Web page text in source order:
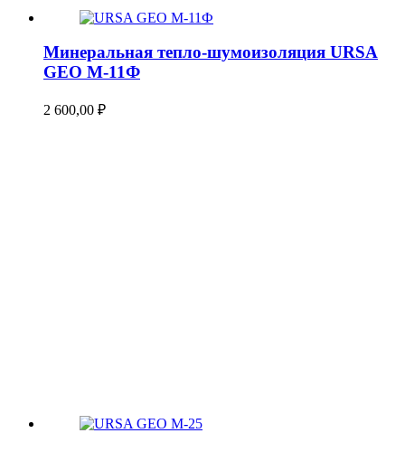
Минеральная тепло-шумоизоляция URSA
GEO М-11Ф
2 600,00 ₽